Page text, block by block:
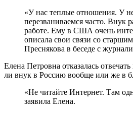
«У нас теплые отношения. У
перезваниваемся часто. Внук
работе. Ему в США очень
описала свои связи со
Преснякова в беседе с
Елена Петровна отказалась
ли внук в Россию вообще или же в
«Не читайте Интернет. Там
заявила Елена.